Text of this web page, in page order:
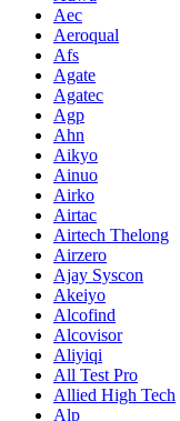
Aec
Aeroqual
Afs
Agate
Agatec
Agp
Ahn
Aikyo
Ainuo
Airko
Airtac
Airtech Thelong
Airzero
Ajay Syscon
Akeiyo
Alcofind
Alcovisor
Aliyiqi
All Test Pro
Allied High Tech
Alp